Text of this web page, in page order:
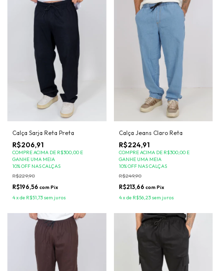
Calça Sarja Reta Preta
R$206,91
COMPRE ACIMA DE R$300,00 E
GANHE UMA MEIA
10% OFF NAS CALÇAS
R$229,90
R$196,56 com Pix
4xde R$51,73 sem juros
Calça Jeans Claro Reta
R$224,91
COMPRE ACIMA DE R$300,00 E
GANHE UMA MEIA
10% OFF NAS CALÇAS
R$249,90
R$213,66 com Pix
4xde R$56,23 sem juros